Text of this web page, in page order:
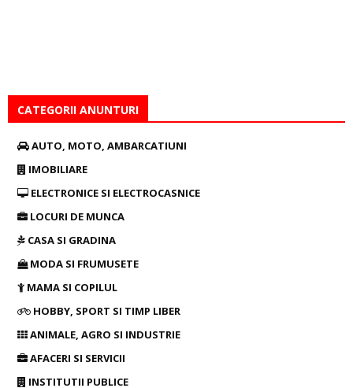
CATEGORII ANUNTURI
AUTO, MOTO, AMBARCATIUNI
IMOBILIARE
ELECTRONICE SI ELECTROCASNICE
LOCURI DE MUNCA
CASA SI GRADINA
MODA SI FRUMUSETE
MAMA SI COPILUL
HOBBY, SPORT SI TIMP LIBER
ANIMALE, AGRO SI INDUSTRIE
AFACERI SI SERVICII
INSTITUTII PUBLICE